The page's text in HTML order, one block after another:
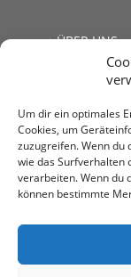
Um dir ein optimales
Cookies, um
zuzugreifen. Wenn du
wie das Surfverhalten
verarbeiten. Wenn du
können bestimmte
ÜBER UNS
KONTAKT
E: